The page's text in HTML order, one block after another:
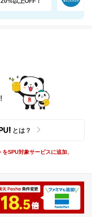
とは？
SPU対象サービスに追加、